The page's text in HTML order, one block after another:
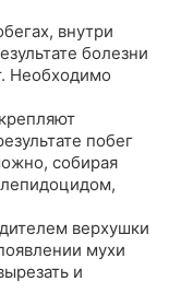
внутри
болезни
Необходимо
побег
собирая
верхушки
мухи
и